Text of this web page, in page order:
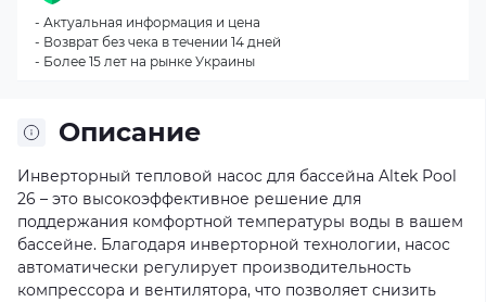
Описание
Инверторный тепловой насос для бассейна Altek Pool
26 – это высокоэффективное решение для
поддержания комфортной температуры воды в вашем
бассейне. Благодаря инверторной технологии, насос
автоматически регулирует производительность
компрессора и вентилятора, что позволяет снизить
- Актуальная информация и цена
- Возврат без чека в течении 14 дней
- Более 15 лет на рынке Украины